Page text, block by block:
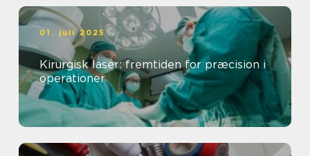
01. juli 2025
Kirurgisk laser: fremtiden for præcision i
operationer